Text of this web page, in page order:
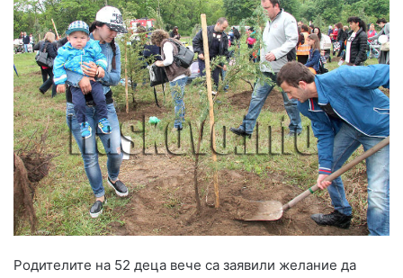
Родителите на 52 деца вече са заявили желание да